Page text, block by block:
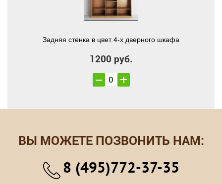
Задняя стенка в цвет 4-х дверного шкафа
1200 руб.
ВЫ МОЖЕТЕ ПОЗВОНИТЬ НАМ:
8 (495)772-37-35